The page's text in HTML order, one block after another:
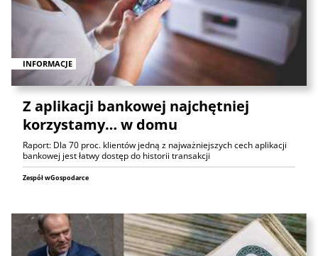
INFORMACJE
Z aplikacji bankowej najchętniej
korzystamy… w domu
Raport: Dla 70 proc. klientów jedną z najważniejszych cech aplikacji
bankowej jest łatwy dostęp do historii transakcji
Zespół wGospodarce